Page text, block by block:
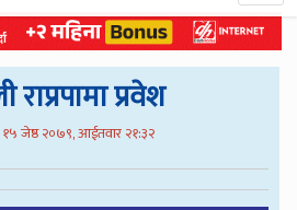
प्रवेश
१५ जेष्ठ २०७९, आईतवार २१:३२